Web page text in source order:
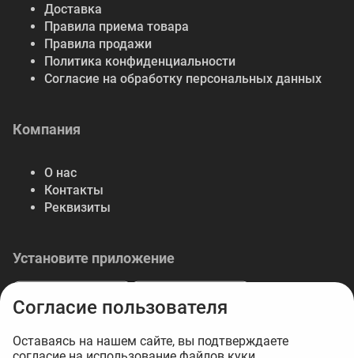
Доставка
Правила приема товара
Правила продажи
Политика конфиденциальности
Согласие на обработку персональных данных
Компания
О нас
Контакты
Реквизиты
Установите приложение
Согласие пользователя
Оставаясь на нашем сайте, вы подтверждаете